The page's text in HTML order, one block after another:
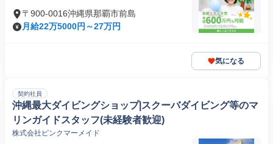
〒900-0016沖縄県那覇市前島
月給22万5000円～27万円
気になる
契約社員
沖縄最大ダイビングショップ|スクーバダイビング等のマ
リンガイドスタッフ(未経験者歓迎)
株式会社ピンクマーメイド